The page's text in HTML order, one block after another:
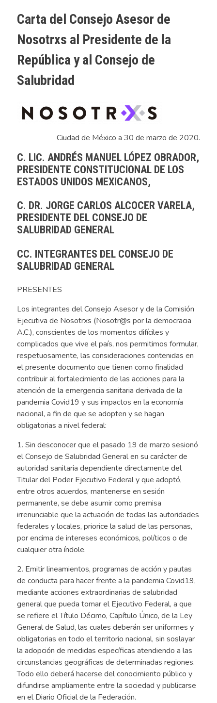
Carta del Consejo Asesor de
Nosotrxs al Presidente de la
República y al Consejo de
Salubridad
Ciudad de México a 30 de marzo de 2020.
C. LIC. ANDRÉS MANUEL LÓPEZ OBRADOR,
PRESIDENTE CONSTITUCIONAL DE LOS
ESTADOS UNIDOS MEXICANOS,
C. DR. JORGE CARLOS ALCOCER VARELA,
PRESIDENTE DEL CONSEJO DE
SALUBRIDAD GENERAL
CC. INTEGRANTES DEL CONSEJO DE
SALUBRIDAD GENERAL
PRESENTES
Los integrantes del Consejo Asesor y de la Comisión
Ejecutiva de Nosotrxs (Nosotr@s por la democracia
A.C.), conscientes de los momentos difíciles y
complicados que vive el país, nos permitimos formular,
respetuosamente, las consideraciones contenidas en
el presente documento que tienen como finalidad
contribuir al fortalecimiento de las acciones para la
atención de la emergencia sanitaria derivada de la
pandemia Covid19 y sus impactos en la economía
nacional, a fin de que se adopten y se hagan
obligatorias a nivel federal:
1. Sin desconocer que el pasado 19 de marzo sesionó
el Consejo de Salubridad General en su carácter de
autoridad sanitaria dependiente directamente del
Titular del Poder Ejecutivo Federal y que adoptó,
entre otros acuerdos, mantenerse en sesión
permanente, se debe asumir como premisa
irrenunciable que la actuación de todas las autoridades
federales y locales, priorice la salud de las personas,
por encima de intereses económicos, políticos o de
cualquier otra índole.
2. Emitir lineamientos, programas de acción y pautas
de conducta para hacer frente a la pandemia Covid19,
mediante acciones extraordinarias de salubridad
general que pueda tomar el Ejecutivo Federal, a que
se refiere el Título Décimo, Capítulo Único, de la Ley
General de Salud, las cuales deberán ser uniformes y
obligatorias en todo el territorio nacional, sin soslayar
la adopción de medidas específicas atendiendo a las
circunstancias geográficas de determinadas regiones.
Todo ello deberá hacerse del conocimiento público y
difundirse ampliamente entre la sociedad y publicarse
en el Diario Oficial de la Federación.